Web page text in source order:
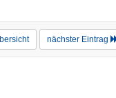
nächster Eintrag